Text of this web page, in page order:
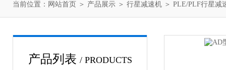
当前位置： 网站首页 ＞ 产品展示 ＞ 行星减速机 ＞ PLE/PLF行星减
产品列表 / PRODUCTS